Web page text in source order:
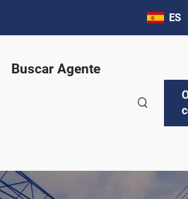
ES
Buscar Agente